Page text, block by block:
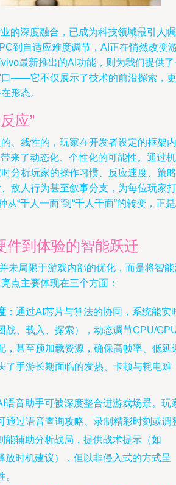
的深度融合，已成为科技领域最引人瞩
到自适应难度调节，AI正在悄然改变
最新推出的AI功能，则为我们提供了
口——它不仅展示了技术的前沿探索，更
形态。
应”
、线性的，玩家在开发者设定的框架内
来了动态化、个性化的可能性。通过机
分析玩家的操作习惯、反应速度、策略
敌人行为甚至叙事分支，为每位玩家打
从“千人一面”到“千人千面”的转变，正
件到体验的智能跃迁
未局限于游戏内部的优化，而是将智能
点主要体现在三个方面：
：通过AI芯片与算法的协同，系统能实
战、载入、探索），动态调节CPU/
，甚至预加载资源，确保高帧率、低延
了手游长期面临的发热、卡顿与耗电难
语音助手可被深度整合进游戏场景。玩
通过语音查询攻略、录制精彩时刻或调
能辅助分析战局，提供战术提示（如
放时机建议），但以非侵入式的方式呈